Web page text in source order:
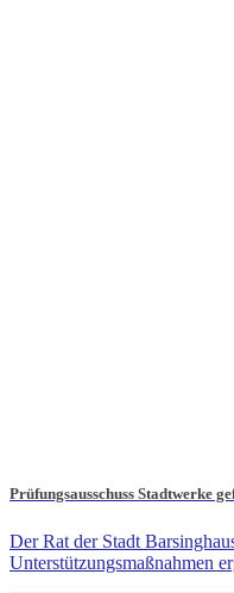
Prüfungsausschuss Stadtwerke
Der Rat der Stadt
Unterstützungsmaßnahmen